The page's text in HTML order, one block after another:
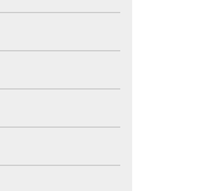
da Serra
Madalena